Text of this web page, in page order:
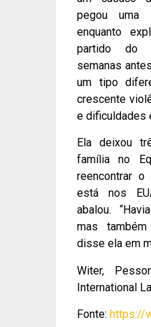
pegou uma
enquanto
partido do
semanas
um tipo
crescente
e dificuldades
Ela deixou
família no
reencontrar
está nos
abalou.
mas
disse ela em
Witer,
International
Fonte: https://